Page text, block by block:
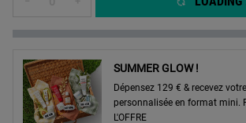
SUMMER GLOW !
Dépensez 129 € & recevez
personnalisée en format mini.
L'OFFRE